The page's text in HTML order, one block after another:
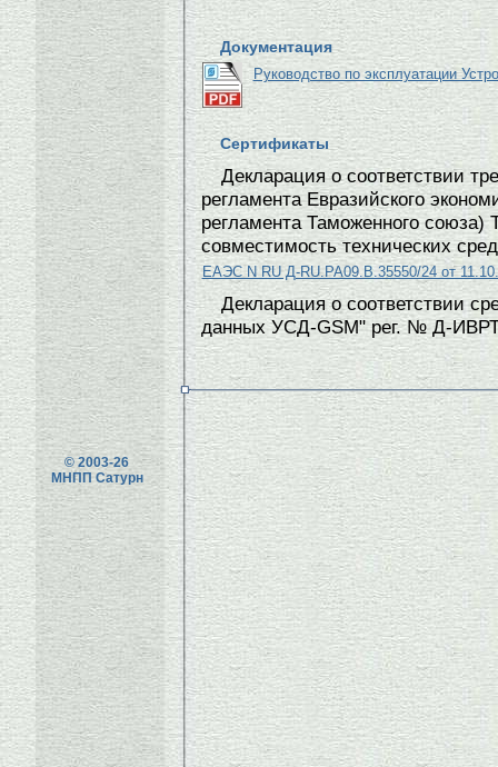
Документация
Руководство по эксплуатации
Сертификаты
Декларация о соответствии
регламента Евразийского
регламента Таможенного союза)
совместимость технических
ЕАЭС N RU Д-RU.РА09.В.35550/24 от
Декларация о соответствии
данных УСД-GSM" рег. № Д-
© 2003-26
МНПП Сатурн